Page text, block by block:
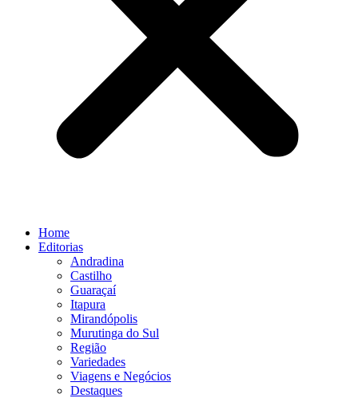
Home
Editorias
Andradina
Castilho
Guaraçaí
Itapura
Mirandópolis
Murutinga do Sul
Região
Variedades
Viagens e Negócios
Destaques